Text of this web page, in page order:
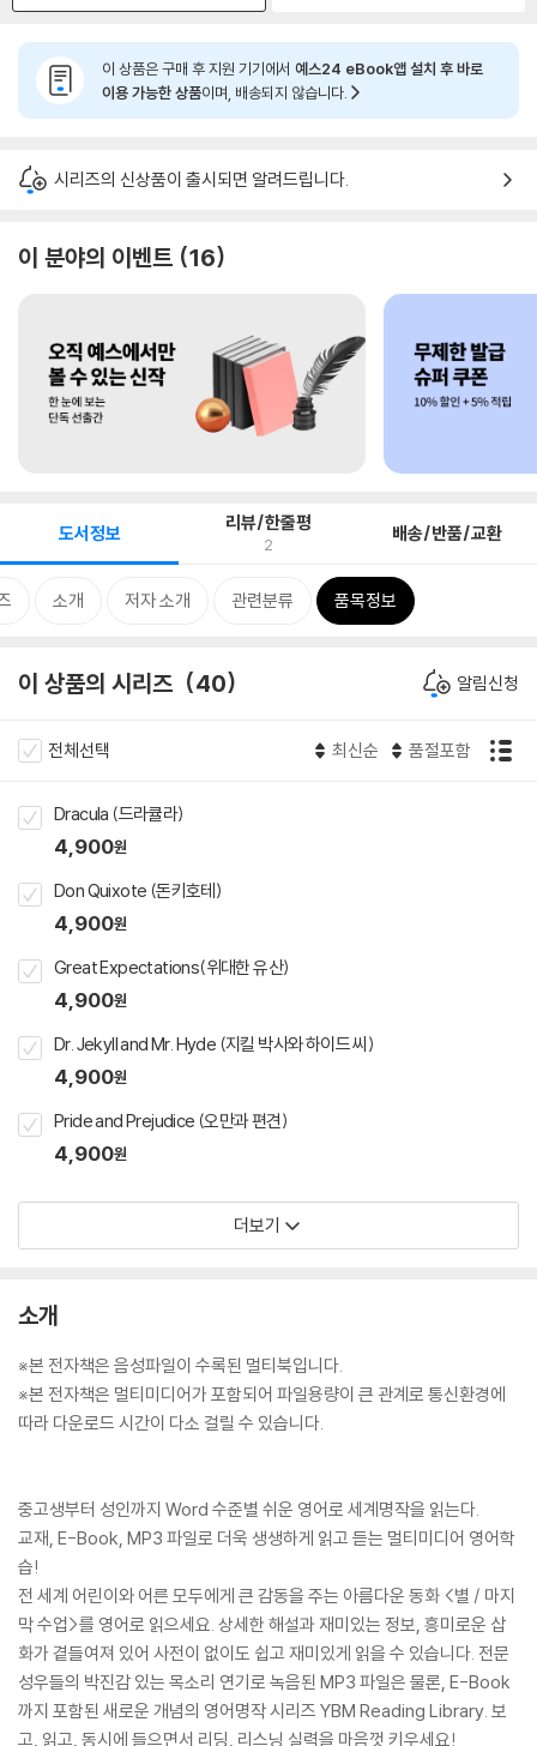
이 상품은 구매 후 지원 기기에서 예스24 eBook앱 설치 후 바로
이용 가능한 상품이며, 배송되지 않습니다.
시리즈의 신상품이 출시되면 알려드립니다.
이 분야의 이벤트 16
도서정보 리뷰/한줄평
2 배송/반품/교환
소개 저자 소개 관련분류 품목정보
이 상품의 시리즈 40 알림신청
전체선택 최신순 품절포함
Dracula (드라큘라)
4,900원
Don Quixote (돈키호테)
4,900원
Great Expectations(위대한 유산)
4,900원
Dr. Jekyll and Mr. Hyde (지킬 박사와 하이드 씨)
4,900원
Pride and Prejudice (오만과 편견)
4,900원
더보기
소개
※본 전자책은 음성파일이 수록된 멀티북입니다.
※본 전자책은 멀티미디어가 포함되어 파일용량이 큰 관계로 통신환경에
따라 다운로드 시간이 다소 걸릴 수 있습니다.
중고생부터 성인까지 Word 수준별 쉬운 영어로 세계명작을 읽는다.
교재, E-Book, MP3 파일로 더욱 생생하게 읽고 듣는 멀티미디어 영어학
습!
전 세계 어린이와 어른 모두에게 큰 감동을 주는 아름다운 동화 <별 / 마지
막 수업>를 영어로 읽으세요. 상세한 해설과 재미있는 정보, 흥미로운 삽
화가 곁들여져 있어 사전이 없이도 쉽고 재미있게 읽을 수 있습니다. 전문
성우들의 박진감 있는 목소리 연기로 녹음된 MP3 파일은 물론, E-Book
까지 포함된 새로운 개념의 영어명작 시리즈 YBM Reading Library. 보
고, 읽고, 동시에 들으면서 리딩, 리스닝 실력을 마음껏 키우세요!